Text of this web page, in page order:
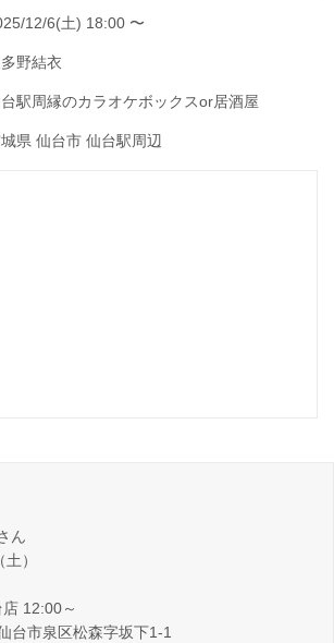
12/6(土) 18:00 〜
野結衣
駅周縁のカラオケボックスor居酒屋
県 仙台市 仙台駅周辺
ん
）
12:00～
台市泉区松森字坂下1-1